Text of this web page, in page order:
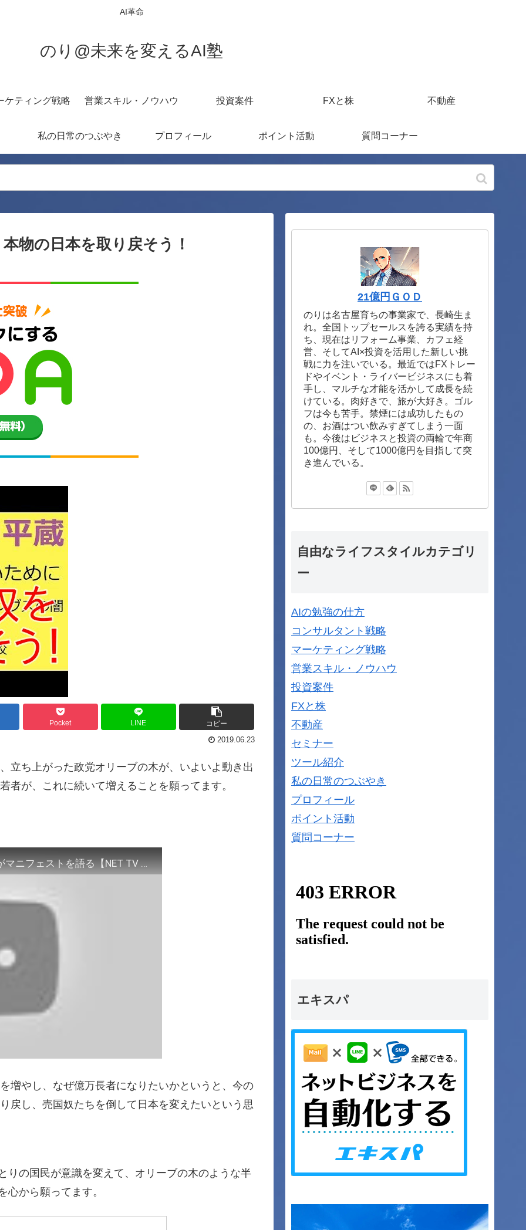
AI革命
のり@未来を変えるAI塾
ケティング戦略 営業スキル・ノウハウ 投資案件 FXと株 不動産
私の日常のつぶやき プロフィール ポイント活動 質問コーナー
物の日本を取り戻そう！
Pocket LINE
コピー
2019.06.23
立ち上がった政党オリーブの木が、いよいよ動き出
者が、これに続いて増えることを願ってます。
新党結成オリーブの木 黒川敦彦、坂の上零がマニフェストを語る【NET TV ニュース】2019/05/23
増やし、なぜ億万長者になりたいかというと、今の
戻し、売国奴たちを倒して日本を変えたいという思
りの国民が意識を変えて、オリーブの木のような半
心から願ってます。
21億円ＧＯＤ
のりは名古屋育ちの事業家で、長崎生ま
れ。全国トップセールスを誇る実績を持
ち、現在はリフォーム事業、カフェ経
営、そしてAI×投資を活用した新しい挑
戦に力を注いでいる。最近ではFXトレー
ドやイベント・ライバービジネスにも着
手し、マルチな才能を活かして成長を続
けている。肉好きで、旅が大好き。ゴル
フは今も苦手。禁煙には成功したもの
の、お酒はつい飲みすぎてしまう一面
も。今後はビジネスと投資の両輪で年商
100億円、そして1000億円を目指して突
き進んでいる。
自由なライフスタイルカテゴリ
ー
AIの勉強の仕方
コンサルタント戦略
マーケティング戦略
営業スキル・ノウハウ
投資案件
FXと株
不動産
セミナー
ツール紹介
私の日常のつぶやき
プロフィール
ポイント活動
質問コーナー
エキスパ